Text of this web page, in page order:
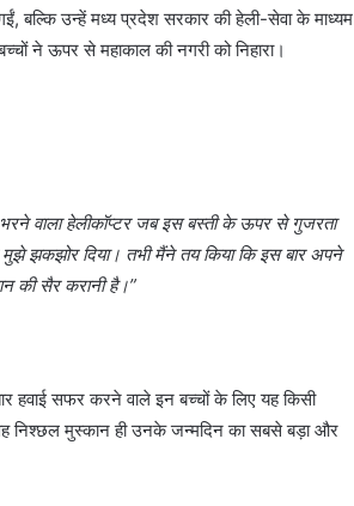
बल्कि उन्हें मध्य प्रदेश सरकार की हेली-सेवा के माध्यम
ने ऊपर से महाकाल की नगरी को निहारा।
वाला हेलीकॉप्टर जब इस बस्ती के ऊपर से गुजरता
झकझोर दिया। तभी मैंने तय किया कि इस बार अपने
की सैर करानी है।”
हवाई सफर करने वाले इन बच्चों के लिए यह किसी
निश्छल मुस्कान ही उनके जन्मदिन का सबसे बड़ा और